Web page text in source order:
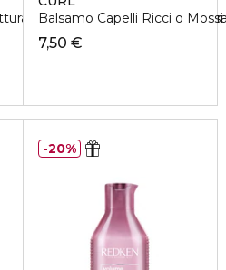
Capelli Danneggiati e
Balsamo Capelli Ricci o Mossi
7,50 €
20%